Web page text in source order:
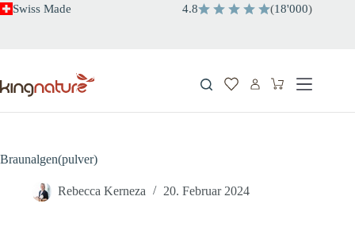
ZumSwiss Made 4.8 (18'000)
Warenkorb
Braunalgen(pulver)
Rebecca Kerneza 20. Februar 2024